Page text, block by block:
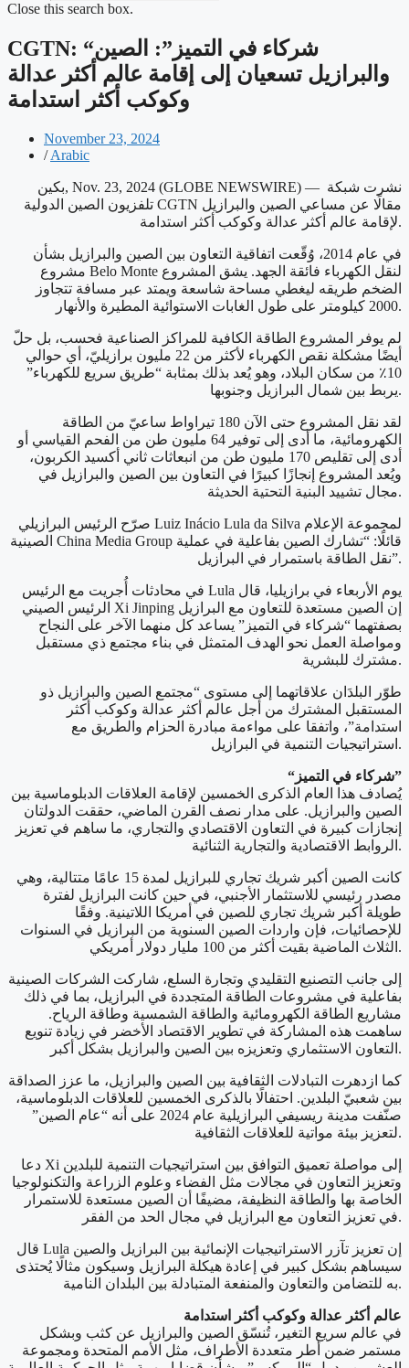
Close this search box.
CGTN: “شركاء في التميز”: الصين
والبرازيل تسعيان إلى إقامة عالم أكثر عدالة
وكوكب أكثر استدامة
November 23, 2024
/ Arabic
بكين, Nov. 23, 2024 (GLOBE NEWSWIRE) — نشرت شبكة
تلفزيون الصين الدولية CGTN مقالًا عن مساعي الصين والبرازيل
لإقامة عالم أكثر عدالة وكوكب أكثر استدامة.
في عام 2014، وُقّعت اتفاقية التعاون بين الصين والبرازيل بشأن
مشروع Belo Monte لنقل الكهرباء فائقة الجهد. يشق المشروع
الضخم طريقه ليغطي مساحة شاسعة ويمتد عبر مسافة تتجاوز
2000 كيلومتر على طول الغابات الاستوائية المطيرة والأنهار.
لم يوفر المشروع الطاقة الكافية للمراكز الصناعية فحسب، بل حلّ
أيضًا مشكلة نقص الكهرباء لأكثر من 22 مليون برازيليّ، أي حوالي
10٪ من سكان البلاد، وهو يُعد بذلك بمثابة “طريق سريع للكهرباء”
يربط بين شمال البرازيل وجنوبها.
لقد نقل المشروع حتى الآن 180 تيراواط ساعيّ من الطاقة
الكهرومائية، ما أدى إلى توفير 64 مليون طن من الفحم القياسي أو
أدى إلى تقليص 170 مليون طن من انبعاثات ثاني أكسيد الكربون،
ويُعد المشروع إنجازًا كبيرًا في التعاون بين الصين والبرازيل في
مجال تشييد البنية التحتية الحديثة.
صرّح الرئيس البرازيلي Luiz Inácio Lula da Silva لمجموعة الإعلام
الصينية China Media Group قائلًا: “تشارك الصين بفاعلية في عملية
نقل الطاقة باستمرار في البرازيل”.
في محادثات أُجريت مع الرئيس Lula يوم الأربعاء في برازيليا، قال
الرئيس الصيني Xi Jinping إن الصين مستعدة للتعاون مع البرازيل
بصفتهما “شركاء في التميز” يساعد كل منهما الآخر على النجاح
ومواصلة العمل نحو الهدف المتمثل في بناء مجتمع ذي مستقبل
مشترك للبشرية.
طوّر البلدَان علاقاتهما إلى مستوى “مجتمع الصين والبرازيل ذو
المستقبل المشترك من أجل عالم أكثر عدالة وكوكب أكثر
استدامة”، واتفقا على مواءمة مبادرة الحزام والطريق مع
استراتيجيات التنمية في البرازيل.
“شركاء في التميز”
يُصادف هذا العام الذكرى الخمسين لإقامة العلاقات الدبلوماسية بين
الصين والبرازيل. على مدار نصف القرن الماضي، حققت الدولتان
إنجازات كبيرة في التعاون الاقتصادي والتجاري، ما ساهم في تعزيز
الروابط الاقتصادية والتجارية الثنائية.
كانت الصين أكبر شريك تجاري للبرازيل لمدة 15 عامًا متتالية، وهي
مصدر رئيسي للاستثمار الأجنبي، في حين كانت البرازيل لفترة
طويلة أكبر شريك تجاري للصين في أمريكا اللاتينية. وفقًا
للإحصائيات، فإن واردات الصين السنوية من البرازيل في السنوات
الثلاث الماضية بقيت أكثر من 100 مليار دولار أمريكي.
إلى جانب التصنيع التقليدي وتجارة السلع، شاركت الشركات الصينية
بفاعلية في مشروعات الطاقة المتجددة في البرازيل، بما في ذلك
مشاريع الطاقة الكهرومائية والطاقة الشمسية وطاقة الرياح.
ساهمت هذه المشاركة في تطوير الاقتصاد الأخضر في زيادة تنويع
التعاون الاستثماري وتعزيزه بين الصين والبرازيل بشكل أكبر.
كما ازدهرت التبادلات الثقافية بين الصين والبرازيل، ما عزز الصداقة
بين شعبيّ البلدين. احتفالًا بالذكرى الخمسين للعلاقات الدبلوماسية،
صنّفت مدينة ريسيفي البرازيلية عام 2024 على أنه “عام الصين”
لتعزيز بيئة مواتية للعلاقات الثقافية.
دعا Xi إلى مواصلة تعميق التوافق بين استراتيجيات التنمية للبلدين
وتعزيز التعاون في مجالات مثل الفضاء وعلوم الزراعة والتكنولوجيا
الخاصة بها والطاقة النظيفة، مضيفًا أن الصين مستعدة للاستمرار
في تعزيز التعاون مع البرازيل في مجال الحد من الفقر.
قال Lula إن تعزيز تآزر الاستراتيجيات الإنمائية بين البرازيل والصين
سيساهم بشكل كبير في إعادة هيكلة البرازيل وسيكون مثالًا يُحتذى
به للتضامن والتعاون والمنفعة المتبادلة بين البلدان النامية.
عالم أكثر عدالة وكوكب أكثر استدامة
في عالم سريع التغير، تُنسّق الصين والبرازيل عن كثب وبشكل
مستمر ضمن أطر متعددة الأطراف، مثل الأمم المتحدة ومجموعة